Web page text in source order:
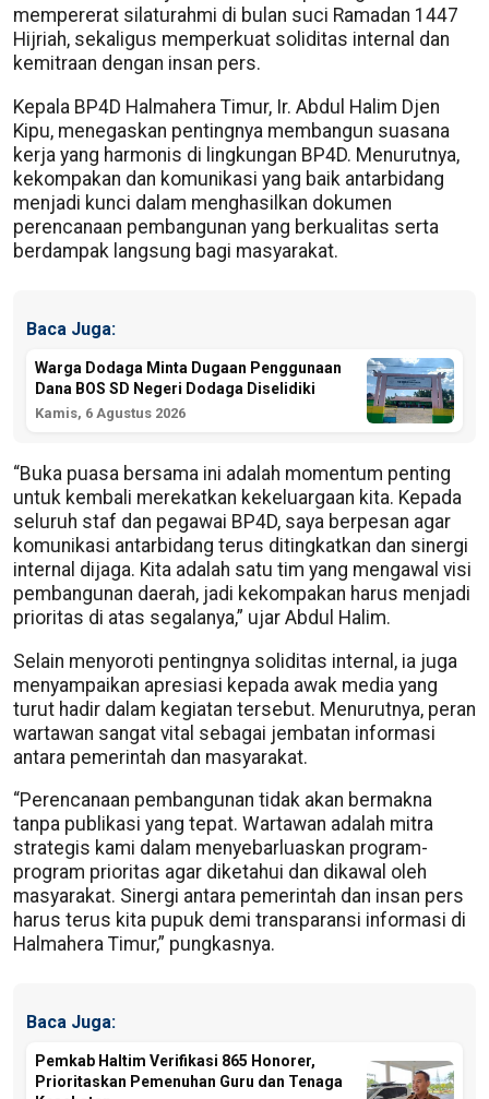
mempererat silaturahmi di bulan suci Ramadan 1447
Hijriah, sekaligus memperkuat soliditas internal dan
kemitraan dengan insan pers.
Kepala BP4D Halmahera Timur, Ir. Abdul Halim Djen
Kipu, menegaskan pentingnya membangun suasana
kerja yang harmonis di lingkungan BP4D. Menurutnya,
kekompakan dan komunikasi yang baik antarbidang
menjadi kunci dalam menghasilkan dokumen
perencanaan pembangunan yang berkualitas serta
berdampak langsung bagi masyarakat.
Baca Juga:
Warga Dodaga Minta Dugaan Penggunaan
Dana BOS SD Negeri Dodaga Diselidiki
Kamis, 6 Agustus 2026
“Buka puasa bersama ini adalah momentum penting
untuk kembali merekatkan kekeluargaan kita. Kepada
seluruh staf dan pegawai BP4D, saya berpesan agar
komunikasi antarbidang terus ditingkatkan dan sinergi
internal dijaga. Kita adalah satu tim yang mengawal visi
pembangunan daerah, jadi kekompakan harus menjadi
prioritas di atas segalanya,” ujar Abdul Halim.
Selain menyoroti pentingnya soliditas internal, ia juga
menyampaikan apresiasi kepada awak media yang
turut hadir dalam kegiatan tersebut. Menurutnya, peran
wartawan sangat vital sebagai jembatan informasi
antara pemerintah dan masyarakat.
“Perencanaan pembangunan tidak akan bermakna
tanpa publikasi yang tepat. Wartawan adalah mitra
strategis kami dalam menyebarluaskan program-
program prioritas agar diketahui dan dikawal oleh
masyarakat. Sinergi antara pemerintah dan insan pers
harus terus kita pupuk demi transparansi informasi di
Halmahera Timur,” pungkasnya.
Baca Juga:
Pemkab Haltim Verifikasi 865 Honorer,
Prioritaskan Pemenuhan Guru dan Tenaga